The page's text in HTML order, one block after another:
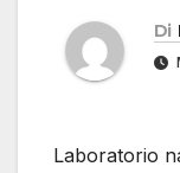
Di
Laboratorio